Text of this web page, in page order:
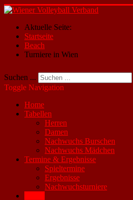
Aktuelle Seite:
Startseite
Beach
Turniere in Wien
Suchen ...
Toggle Navigation
Home
Tabellen
Herren
Damen
Nachwuchs Burschen
Nachwuchs Mädchen
Termine & Ergebnisse
Spieltermine
Ergebnisse
Nachwuchsturniere